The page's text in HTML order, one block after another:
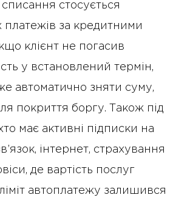
стосується
платежів за кредитними
клієнт не погасив
у встановлений термін,
автоматично зняти суму,
покриття боргу. Також під
має активні підписки на
інтернет, страхування
де вартість послуг
автоплатежу залишився